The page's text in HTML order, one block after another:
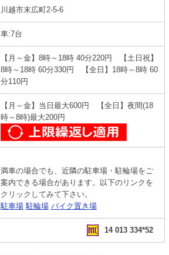
川越市末広町2-5-6
車:7台
【月～金】8時～18時 40分220円 【土日祝】
8時～18時 60分330円 【全日】18時～8時 60
分110円
【月～金】当日最大600円 【全日】夜間(18
時～8時)最大200円
満車の場合でも、近隣の駐車場・駐輪場をご
案内できる場合があります。以下のリンクを
クリックしてみて下さい。
駐車場 駐輪場 バイク置き場
14 013 334*52